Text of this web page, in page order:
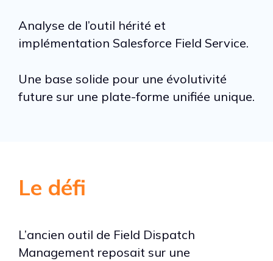
Analyse de l’outil hérité et
implémentation Salesforce Field Service.
Une base solide pour une évolutivité
future sur une plate-forme unifiée unique.
Le défi
L’ancien outil de Field Dispatch
Management reposait sur une